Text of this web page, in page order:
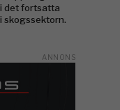
det fortsatta
skogssektorn.